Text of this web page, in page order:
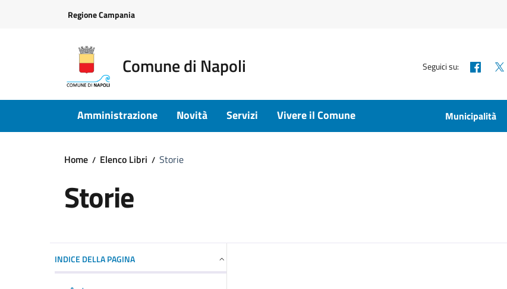
Regione Campania
Comune di Napoli Seguici su:
Amministrazione Novità Servizi Vivere il Comune Municipalità
Home Elenco Libri Storie
Storie
INDICE DELLA PAGINA